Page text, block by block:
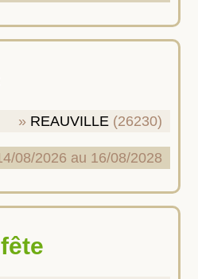
REAUVILLE (26230)
08/2026 au 16/08/2028